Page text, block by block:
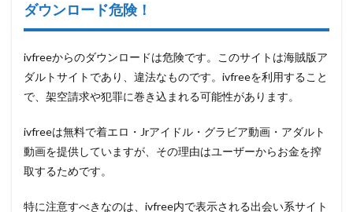
険！
児童
ノ法
2
ザ：
違法
サイ
ト安
利用
ダウンロード危険！
ivfreeからのダウンロードは危険です。このサイトは海賊版ア
ダルトサイトであり、違法なものです。ivfreeを利用すること
で、架空請求や犯罪に巻き込まれる可能性があります。
ivfreeは無料で着エロ・Jrアイドル・グラビア動画・アダルト
動画を提供していますが、その理由はユーザーからお金を搾
取するためです。
特に注意すべきなのは、ivfree内で表示される出会い系サイト